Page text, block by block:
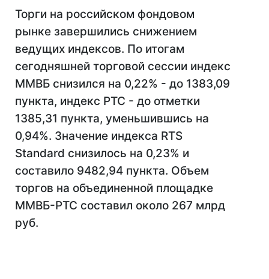
Торги на российском фондовом
рынке завершились снижением
ведущих индексов. По итогам
сегодняшней торговой сессии индекс
ММВБ снизился на 0,22% - до 1383,09
пункта, индекс РТС - до отметки
1385,31 пункта, уменьшившись на
0,94%. Значение индекса RTS
Standard снизилось на 0,23% и
составило 9482,94 пункта. Объем
торгов на объединенной площадке
ММВБ-РТС составил около 267 млрд
руб.